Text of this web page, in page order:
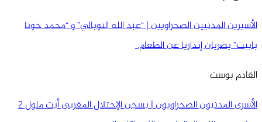
الأسيرين المدنيين الصحراويين | “عبد الله التوبالي” و “محمد خونا
بابيت” يضريان إنذاريا عن الطعام.
القادم بوست
الأسرى المدنيون الصحراويون | بسجن الإحتلال المغربي أيت ملول 2